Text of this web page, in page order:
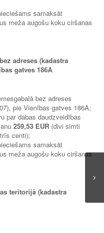
samaksāt
meža augošu koku ciršanas
adreses (kadastra
gatves 186A
bez adreses
pie Vienības gatves 186A;
par dabas daudzveidības
259,53 EUR (divi simti
centi);
samaksāt
meža augošu koku ciršanas
teritorijā (kadastra